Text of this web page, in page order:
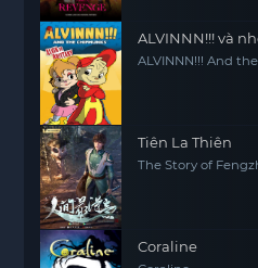
ALVINNN!!! và
ALVINNN!!! And
Tiên La Thiên
The Story of
Coraline